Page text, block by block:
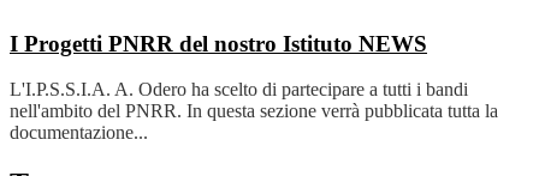
I Progetti PNRR del nostro Istituto NEWS
L'I.P.S.S.I.A. A. Odero ha scelto di partecipare a tutti i bandi
nell'ambito del PNRR. In questa sezione verrà pubblicata tutta la
documentazione...